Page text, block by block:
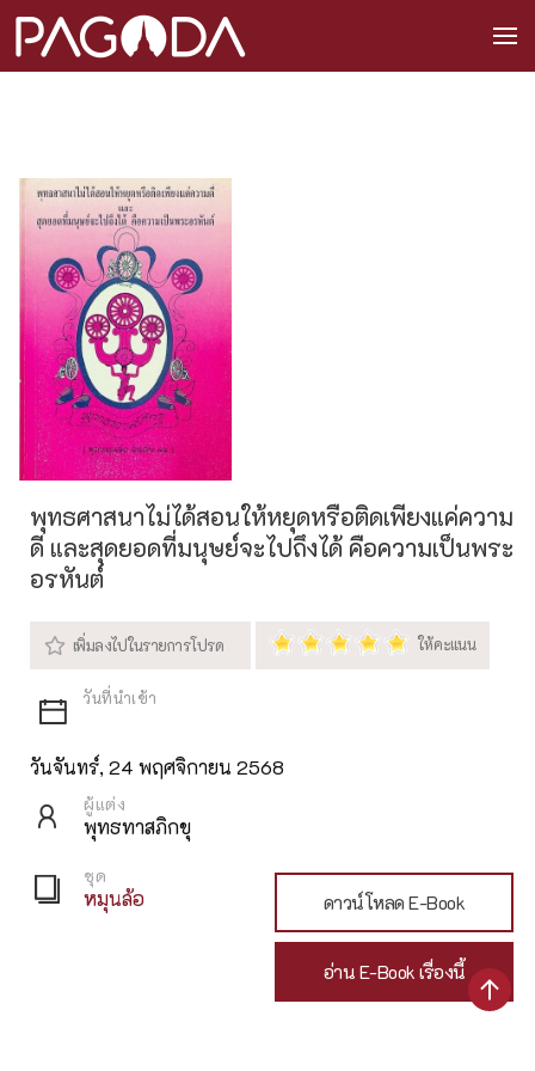
พุทธศาสนาไม่ได้สอนให้หยุดหรือติดเพียงแค่ความ
ดี และสุดยอดที่มนุษย์จะไปถึงได้ คือความเป็นพระ
อรหันต์
วันจันทร์, 24 พฤศจิกายน 2568
ผู้แต่ง
พุทธทาสภิกขุ
ชุด
หมุนล้อ ดาวน์โหลด E-Book
อ่าน E-Book เรื่องนี้